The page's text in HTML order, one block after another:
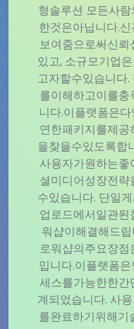
형솔루션 모든사
한것은아닙니다.
보여줌으로써신
있고, 소규모기업
고자할수있습니다
를이해하고이를
니다.이플랫폼은
연한패키지를제
을찾을수있도록합
사용자가원하는
셜미디어성장전
수있습니다. 단일
업로드에서일관
워샵이해결해드
로워샵의주요장
입니다.이플랫폼
세스를가능한한
계되었습니다. 사
를완료하기위해기